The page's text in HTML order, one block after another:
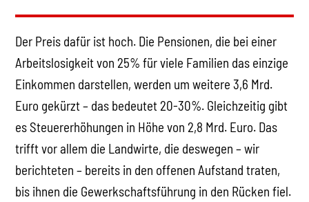
Der Preis dafür ist hoch. Die Pensionen, die bei einer
Arbeitslosigkeit von 25% für viele Familien das einzige
Einkommen darstellen, werden um weitere 3,6 Mrd.
Euro gekürzt – das bedeutet 20-30%. Gleichzeitig gibt
es Steuererhöhungen in Höhe von 2,8 Mrd. Euro. Das
trifft vor allem die Landwirte, die deswegen – wir
berichteten – bereits in den offenen Aufstand traten,
bis ihnen die Gewerkschaftsführung in den Rücken fiel.